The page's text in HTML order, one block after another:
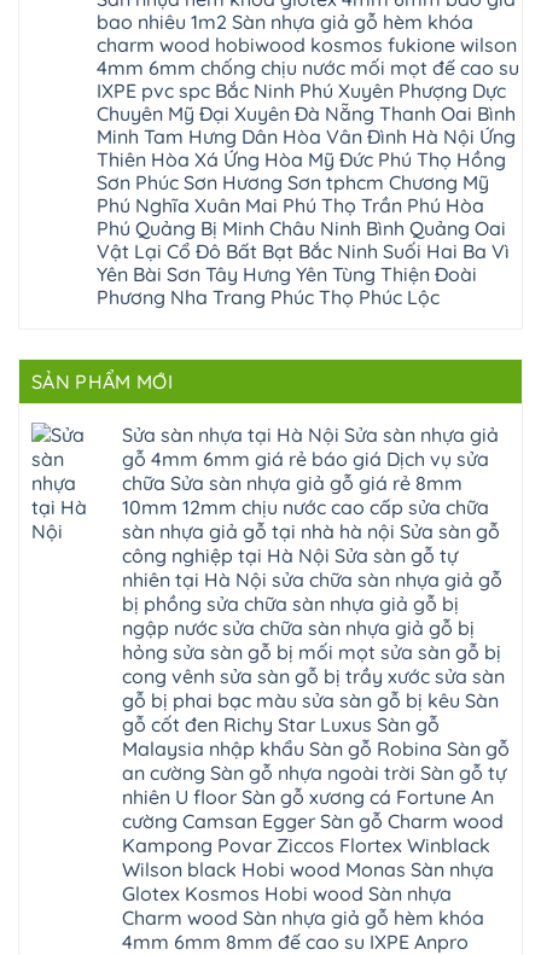
Định
Sóc
Sơn
Ninh
Bình
Thái
Bình
Vĩnh
Phúc
Tây
Hồ
Thanh
Hóa
Đống
Đa
Nghệ
An
nẵng
thanh
xuân
cầu
giấy
hoành
bồ
hạ
long
ninh
giang
hoàng
mai
quảng
ninh
tây
hồ
sơn
tây
thất
mê
linh
thanh
quốc
đông
phòng
xuyên
đống
giang
composite
Phúc
Thọ
Phúc
Lộc
Hát
Môn
Sài
Gòn
Thạch
Thất
Hạ
Bằng
Tây
Phương
tphcm
Hòa
Lạc
Yên
Xuân
Đạo
Đà
Nẵng
Đồng
Dương
Đồng
Khánh
Phượng
Thuận
Tràng
Đổng
Phòng
tại
Hà
Nội
Sửa
sàn
nhựa
giả
gỗ
Sửa
mặt
bậc
cầu
thang
nhựa
sửa
cửa
nhựa
composite
Thanh
Nam
Phù
Thanh
Thượng
Phúc
Thường
Chương
Dương
Hồng
Xuyên
Phượng
Chuyên
Nẵng
Xuyên
Thanh
Minh
Hưng
luận
ở
Sửa
sàn
gỗ
bị
hở
tại
Hà
Nội
Sửa
sàn
gỗ
công
nghiệp
bị
hở
Sửa
sàn
Sửa
mặt
bậc
cầu
nhựa
nhựa
composite
Xuân
Đông
Ngạc
Quảng
Thượng
Xuân
Phương
Nẵng
Long
Hưng
Hưng
bao nhiêu 1m2 Sàn nhựa giả gỗ hèm khóa
charm wood hobiwood kosmos fukione wilson
4mm 6mm chống chịu nước mối mọt đế cao su
IXPE pvc spc Bắc Ninh Phú Xuyên Phượng Dực
Chuyên Mỹ Đại Xuyên Đà Nẵng Thanh Oai Bình
Minh Tam Hưng Dân Hòa Vân Đình Hà Nội Ứng
Thiên Hòa Xá Ứng Hòa Mỹ Đức Phú Thọ Hồng
Sơn Phúc Sơn Hương Sơn tphcm Chương Mỹ
Phú Nghĩa Xuân Mai Phú Thọ Trần Phú Hòa
Phú Quảng Bị Minh Châu Ninh Bình Quảng Oai
Vật Lại Cổ Đô Bất Bạt Bắc Ninh Suối Hai Ba Vì
Yên Bài Sơn Tây Hưng Yên Tùng Thiện Đoài
Phương Nha Trang Phúc Thọ Phúc Lộc
luận
ở
Sàn
khóa
glotex
4mm
6mm
nhiêu
nhựa
charm
wood
hobiwood
kosmos
fukione
wilson
4mm
6mm
chống
nước
SẢN PHẨM MỚI
Sửa sàn nhựa tại Hà Nội Sửa sàn nhựa giả
gỗ 4mm 6mm giá rẻ báo giá Dịch vụ sửa
chữa Sửa sàn nhựa giả gỗ giá rẻ 8mm
10mm 12mm chịu nước cao cấp sửa chữa
sàn nhựa giả gỗ tại nhà hà nội Sửa sàn gỗ
công nghiệp tại Hà Nội Sửa sàn gỗ tự
nhiên tại Hà Nội sửa chữa sàn nhựa giả gỗ
bị phồng sửa chữa sàn nhựa giả gỗ bị
ngập nước sửa chữa sàn nhựa giả gỗ bị
hỏng sửa sàn gỗ bị mối mọt sửa sàn gỗ bị
cong vênh sửa sàn gỗ bị trầy xước sửa sàn
gỗ bị phai bạc màu sửa sàn gỗ bị kêu Sàn
gỗ cốt đen Richy Star Luxus Sàn gỗ
Malaysia nhập khẩu Sàn gỗ Robina Sàn gỗ
an cường Sàn gỗ nhựa ngoài trời Sàn gỗ tự
nhiên U floor Sàn gỗ xương cá Fortune An
cường Camsan Egger Sàn gỗ Charm wood
Kampong Povar Ziccos Flortex Winblack
Wilson black Hobi wood Monas Sàn nhựa
Glotex Kosmos Hobi wood Sàn nhựa
Charm wood Sàn nhựa giả gỗ hèm khóa
4mm 6mm 8mm đế cao su IXPE Anpro